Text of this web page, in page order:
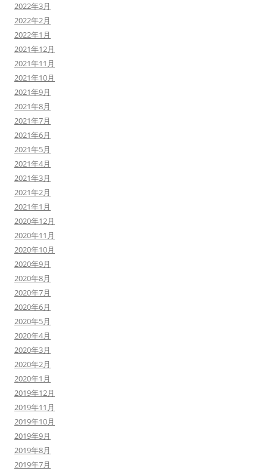
2022年3月
2022年2月
2022年1月
2021年12月
2021年11月
2021年10月
2021年9月
2021年8月
2021年7月
2021年6月
2021年5月
2021年4月
2021年3月
2021年2月
2021年1月
2020年12月
2020年11月
2020年10月
2020年9月
2020年8月
2020年7月
2020年6月
2020年5月
2020年4月
2020年3月
2020年2月
2020年1月
2019年12月
2019年11月
2019年10月
2019年9月
2019年8月
2019年7月